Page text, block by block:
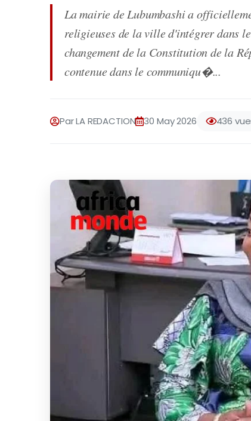
La mairie de Lubumbashi a
religieuses de la ville d'intégrer dans
changement de la Constitution de la
contenue dans le communiqu�...
Par LA REDACTION 30 May 2026 436